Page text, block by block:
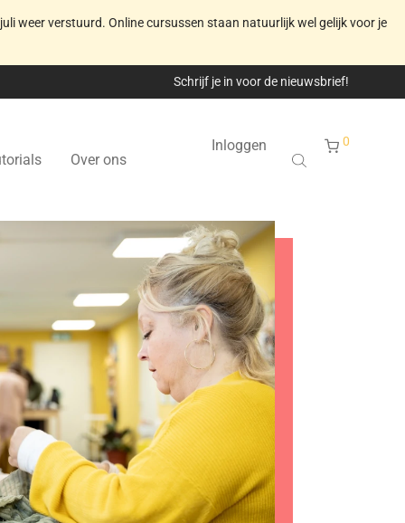
weer verstuurd. Online cursussen staan natuurlijk wel gelijk voor je
Schrijf je in voor de nieuwsbrief!
Over ons
Inloggen 0